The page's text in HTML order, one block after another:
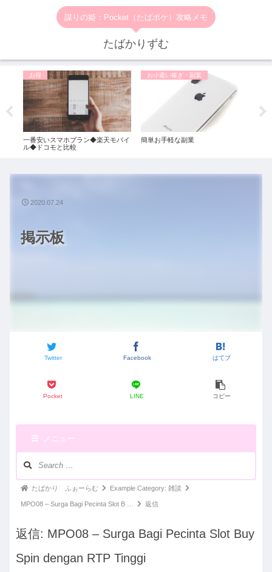
謀りの姫：Pocket（たばポケ）攻略メモ
たばかりずむ
お得
一番安いスマホプラン◆楽天モバイ
ル◆ドコモと比較
お小遣い稼ぎ・副業
簡単お手軽な副業
掲示板
Twitter Facebook はてブ
Pocket LINE コピー
2020.07.24
メニュー
ゲ
シ
ン：
パ
ン
ず
ビ：
たばかり ふぉーらむ Example Category: 雑談
MPO08 – Surga Bagi Pecinta Slot B … 返信
返信: MPO08 – Surga Bagi Pecinta Slot Buy
Spin dengan RTP Tinggi